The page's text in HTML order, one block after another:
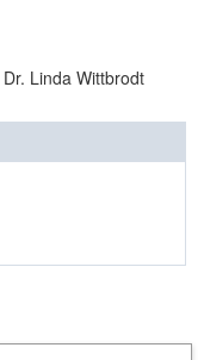
Linda Wittbrodt